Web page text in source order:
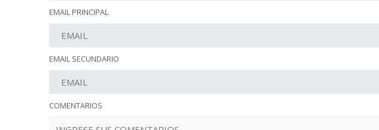
EMAIL PRINCIPAL
EMAIL SECUNDARIO
COMENTARIOS